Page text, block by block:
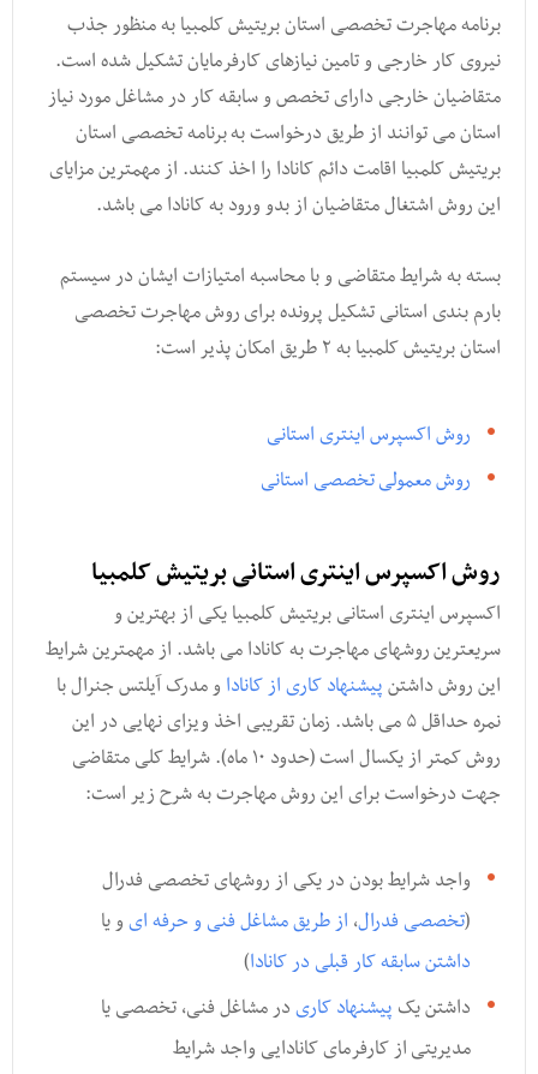
برنامه مهاجرت تخصصی استان بریتیش کلمبیا به منظور جذب
نیروی کار خارجی و تامین نیازهای کارفرمایان تشکیل شده است.
متقاضیان خارجی دارای تخصص و سابقه کار در مشاغل مورد نیاز
استان می توانند از طریق درخواست به برنامه تخصصی استان
بریتیش کلمبیا اقامت دائم کانادا را اخذ کنند. از مهمترین مزایای
این روش اشتغال متقاضیان از بدو ورود به کانادا می باشد.
بسته به شرایط متقاضی و با محاسبه امتیازات ایشان در سیستم
بارم بندی استانی تشکیل پرونده برای روش مهاجرت تخصصی
استان بریتیش کلمبیا به ۲ طریق امکان پذیر است:
روش اکسپرس اینتری استانی
روش معمولی تخصصی استانی
روش اکسپرس اینتری استانی بریتیش کلمبیا
اکسپرس اینتری استانی بریتیش کلمبیا یکی از بهترین و
سریعترین روشهای مهاجرت به کانادا می باشد. از مهمترین شرایط
این روش داشتنپیشنهاد کاری از کانادا و مدرک آیلتس جنرال با
نمره حداقل ۵ می باشد. زمان تقریبی اخذ ویزای نهایی در این
روش کمتر از یکسال است (حدود ۱۰ ماه). شرایط کلی متقاضی
جهت درخواست برای این روش مهاجرت به شرح زیر است:
واجد شرایط بودن در یکی از روشهای تخصصی فدرال
(تخصصی فدرال, از طریق مشاغل فنی و حرفه ایو یا
داشتن سابقه کار قبلی در کانادا)
داشتن یک پیشنهاد کاریدر مشاغل فنی, تخصصی یا
مدیریتی از کارفرمای کانادایی واجد شرایط